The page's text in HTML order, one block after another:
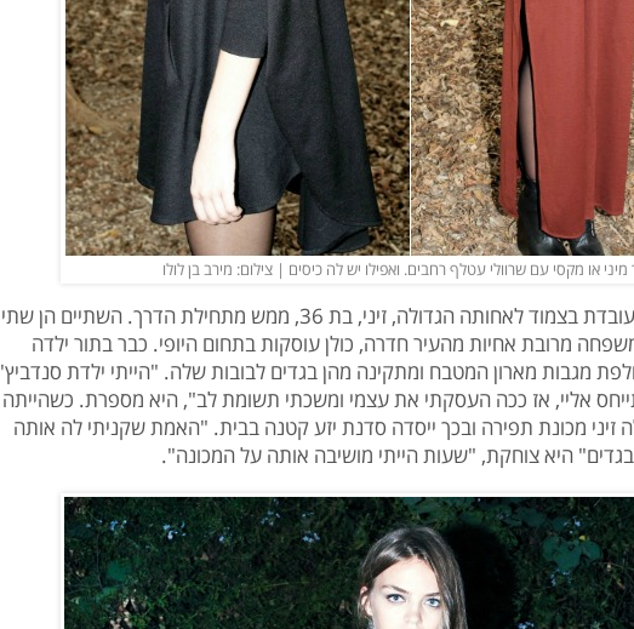
או מקסי עם שרוולי עטלף רחבים. ואפילו יש לה כיסים | צילום: מירב בן לולו
מכלוף, בת 31, עובדת בצמוד לאחותה הגדולה, זיני, בת 36, ממש מתחילת הדרך. השתיים הן שתי
מרובת אחיות מהעיר חדרה, כולן עוסקות בתחום היופי. כבר בתור ילדה
מגבות מארון המטבח ומתקינה מהן בגדים לבובות שלה. "הייתי ילדת סנדביץ'
אליי, אז ככה העסקתי את עצמי ומשכתי תשומת לב", היא מספרת. כשהייתה
לה זיני מכונת תפירה ובכך ייסדה סדנת יזע קטנה בבית. "האמת שקניתי לה אותה
היא צוחקת, "שעות הייתי מושיבה אותה על המכונה".